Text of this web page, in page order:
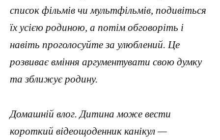
список фільмів чи мультфільмів, подивіться
їх усією родиною, а потім обговоріть і
навіть проголосуйте за улюблений. Це
розвиває вміння аргументувати свою думку
та зближує родину.
Домашній влог. Дитина може вести
короткий відеощоденник канікул —